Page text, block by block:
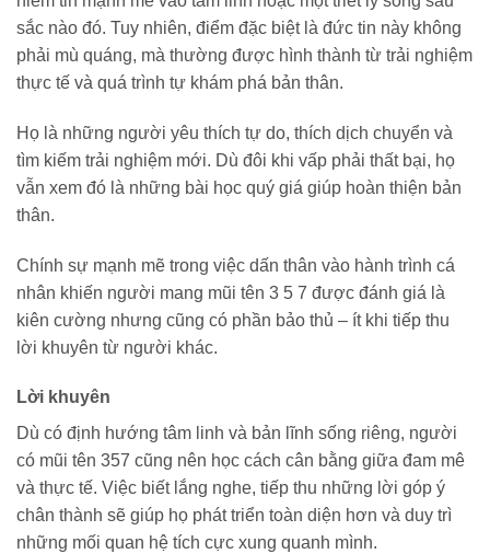
sắc nào đó. Tuy nhiên, điểm đặc biệt là đức tin này không
phải mù quáng, mà thường được hình thành từ trải nghiệm
thực tế và quá trình tự khám phá bản thân.
Họ là những người yêu thích tự do, thích dịch chuyển và
tìm kiếm trải nghiệm mới. Dù đôi khi vấp phải thất bại, họ
vẫn xem đó là những bài học quý giá giúp hoàn thiện bản
thân.
Chính sự mạnh mẽ trong việc dấn thân vào hành trình cá
nhân khiến người mang mũi tên 3 5 7 được đánh giá là
kiên cường nhưng cũng có phần bảo thủ – ít khi tiếp thu
lời khuyên từ người khác.
Lời khuyên
Dù có định hướng tâm linh và bản lĩnh sống riêng, người
có mũi tên 357 cũng nên học cách cân bằng giữa đam mê
và thực tế. Việc biết lắng nghe, tiếp thu những lời góp ý
chân thành sẽ giúp họ phát triển toàn diện hơn và duy trì
những mối quan hệ tích cực xung quanh mình.